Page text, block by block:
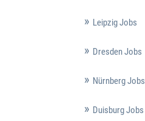
Leipzig Jobs
Dresden Jobs
Nürnberg Jobs
Duisburg Jobs